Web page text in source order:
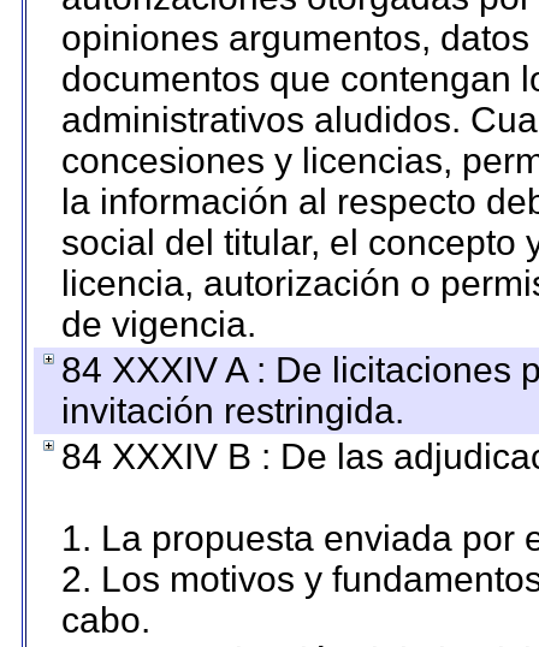
opiniones argumentos,
documentos que contengan
administrativos aludidos.
concesiones y licencias,
la información al respecto
social del titular, el concepto
licencia, autorización o
de vigencia.
84 XXXIV A : De licitaciones
invitación restringida.
84 XXXIV B : De las
1. La propuesta enviada por
2. Los motivos y
cabo.